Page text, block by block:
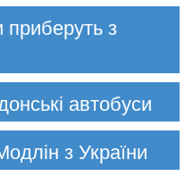
приберуть з
автобуси
з України